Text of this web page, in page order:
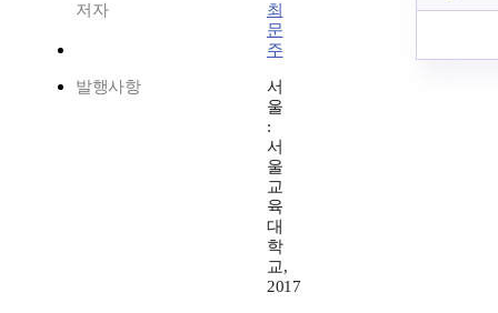
저자
최
문
주
발행사항
서
울
:
서
울
교
육
대
학
교,
2017